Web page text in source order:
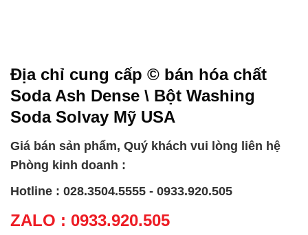
Địa chỉ cung cấp © bán hóa chất
Soda Ash Dense \ Bột Washing
Soda Solvay Mỹ USA
Giá bán sản phẩm, Quý khách vui lòng liên hệ
Phòng kinh doanh :
Hotline : 028.3504.5555 - 0933.920.505
ZALO : 0933.920.505